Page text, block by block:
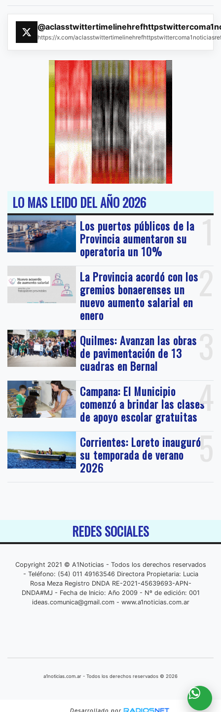
https://x.com/
LO MAS LEIDO DEL AÑO 2026
1
Los puertos públicos de la
Provincia aumentaron su
operatoria un 10%
2
La Provincia acordó con los
gremios bonaerenses un
nuevo aumento salarial en
enero
3
Quilmes: Avanzan las obras
de pavimentación de 13
cuadras en Bernal
4
Campana: El Municipio
comenzó a brindar las clases
de apoyo escolar gratuitas
5
Corrientes: Loreto inauguró
su temporada de verano
2026
REDES SOCIALES
Copyright 2021 © A1Noticias - Todos los derechos reservados
- Teléfono: (54) 011 49163546 Directora Propietaria: Lucia
Rosa Meza Registro DNDA RE-2021-45639693-APN-
DNDA#MJ - Fecha de Inicio: Año 2009 - Nº de edición: 001
ideas.comunica@gmail.com- www.a1noticias.com.ar
a1noticias.com.ar - Todos los derechos reservados © 2026
Desarrollado por